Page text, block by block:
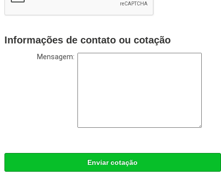
Informações de contato ou cotação
Mensagem:
Enviar cotação